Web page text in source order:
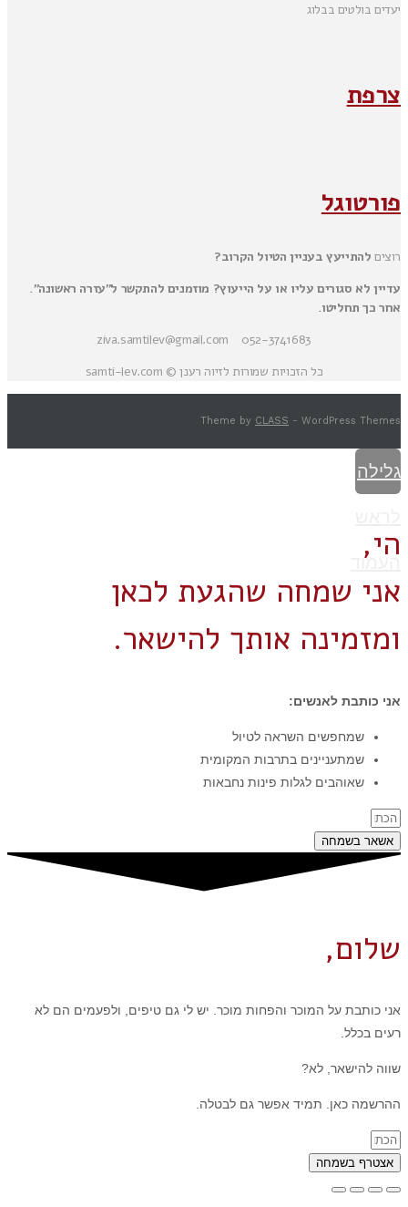
יעדים בולטים בבלוג
צרפת
פורטוגל
רוצים להתייעץ בעניין הטיול הקרוב?
עדיין לא סגורים עליו או על הייעוץ? מוזמנים להתקשר ל"עזרה ראשונה".
אחר כך תחליטו.
052-3741683 ziva.samtilev@gmail.com
כל הזכויות שמורות לזיוה רענן © samti-lev.com
Theme by CLASS - WordPress Themes
גלילה
העמוד
הי,
אני שמחה שהגעת לכאן
ומזמינה אותך להישאר.
אני כותבת לאנשים:
שמחפשים השראה לטיול
שמתעניינים בתרבות המקומית
שאוהבים לגלות פינות נחבאות
אשאר בשמחה
שלום,
אני כותבת על המוכר והפחות מוכר. יש לי גם טיפים, ולפעמים הם לא
רעים בכלל.
שווה להישאר, לא?
ההרשמה כאן. תמיד אפשר גם לבטלה.
אצטרף בשמחה